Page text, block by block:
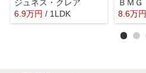
ジュネス・クレア
6.9万円 / 1LDK
8.6万円